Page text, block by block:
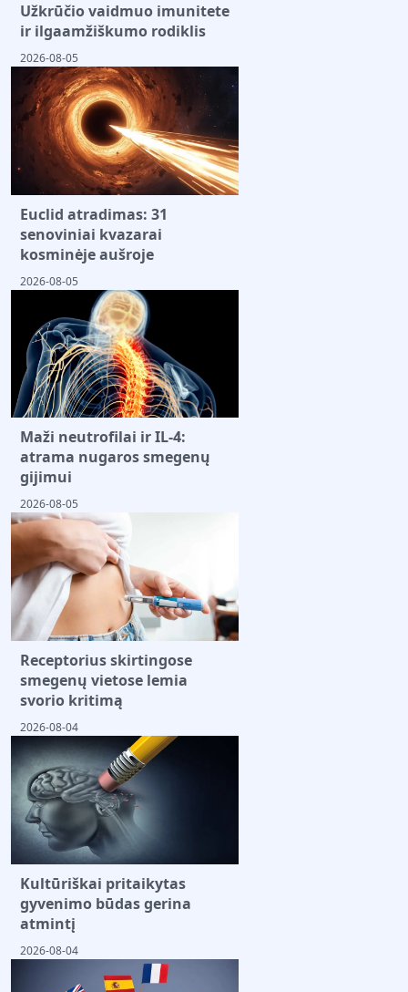
Užkrūčio vaidmuo imunitete
ir ilgaamžiškumo rodiklis
2026-08-05
Euclid atradimas: 31
senoviniai kvazarai
kosminėje aušroje
2026-08-05
Maži neutrofilai ir IL-4:
atrama nugaros smegenų
gijimui
2026-08-05
Receptorius skirtingose
smegenų vietose lemia
svorio kritimą
2026-08-04
Kultūriškai pritaikytas
gyvenimo būdas gerina
atmintį
2026-08-04